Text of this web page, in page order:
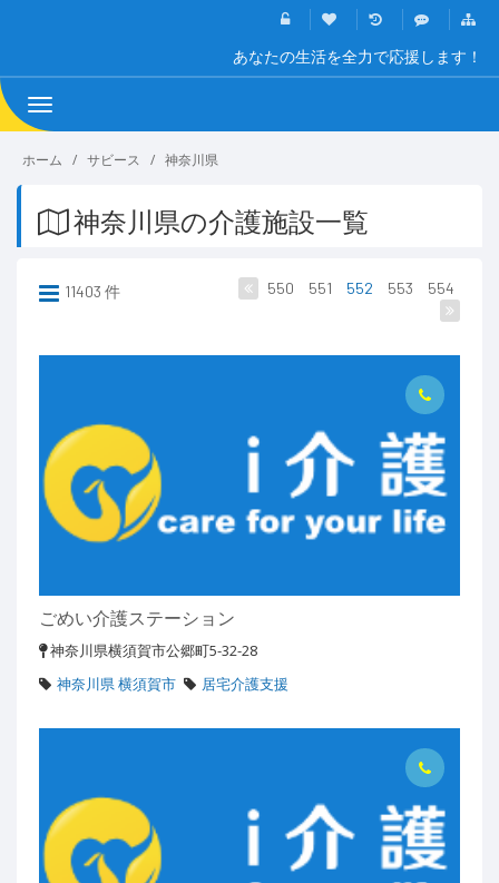
あなたの生活を全力で応援します！
Toggle
navigation
ホーム サビース 神奈川県
神奈川県の介護施設一覧
11403 件 550 551 552 553 554
ごめい介護ステーション
神奈川県横須賀市公郷町5-32-28
神奈川県 横須賀市
居宅介護支援